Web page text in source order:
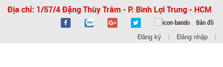
Địa chỉ: 1/57/4 Đặng Thùy Trâm - P. Bình Lợi Trung - HCM
Bản đồ
Đăng ký Đăng nhập